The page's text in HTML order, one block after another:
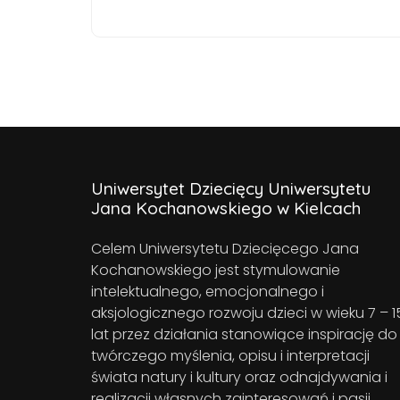
Uniwersytet Dziecięcy Uniwersytetu
Jana Kochanowskiego w Kielcach
Celem Uniwersytetu Dziecięcego Jana
Kochanowskiego jest stymulowanie
intelektualnego, emocjonalnego i
aksjologicznego rozwoju dzieci w wieku 7 –
lat przez działania stanowiące inspirację do
twórczego myślenia, opisu i interpretacji
świata natury i kultury oraz odnajdywania i